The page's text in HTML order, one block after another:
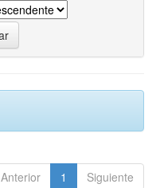
Anterior 1 Siguiente